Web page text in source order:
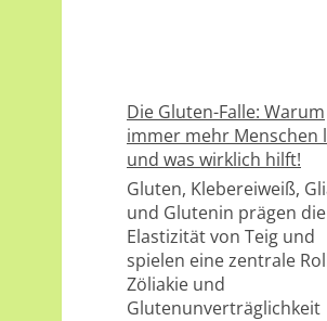
Die Gluten-Falle: Warum
immer mehr Menschen
und was wirklich hilft!
Gluten, Klebereiweiß,
und Glutenin prägen die
Elastizität von Teig und
spielen eine zentrale
Zöliakie und
Glutenunverträglichkeit